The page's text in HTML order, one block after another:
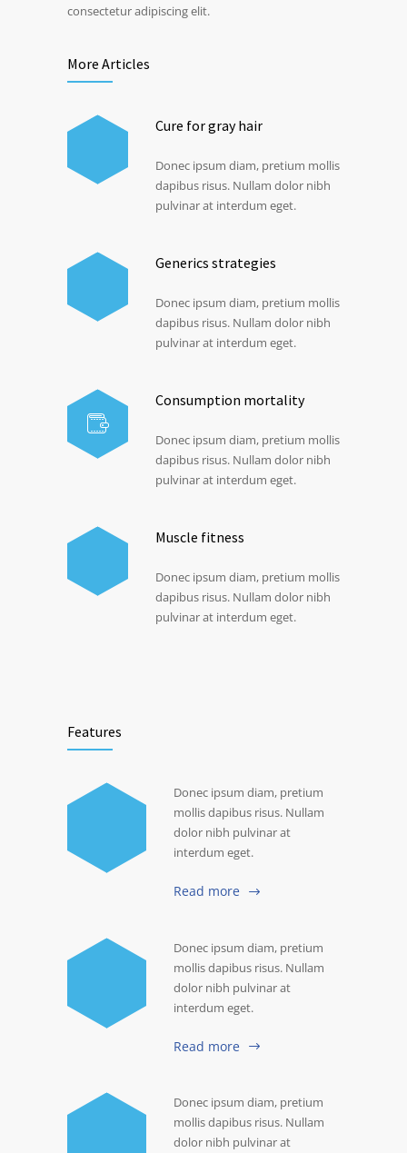
consectetur adipiscing elit.
More Articles
Cure for gray hair
Donec ipsum diam, pretium mollis
dapibus risus. Nullam dolor nibh
pulvinar at interdum eget.
Generics strategies
Donec ipsum diam, pretium mollis
dapibus risus. Nullam dolor nibh
pulvinar at interdum eget.
Consumption mortality
Donec ipsum diam, pretium mollis
dapibus risus. Nullam dolor nibh
pulvinar at interdum eget.
Muscle fitness
Donec ipsum diam, pretium mollis
dapibus risus. Nullam dolor nibh
pulvinar at interdum eget.
Features
Donec ipsum diam, pretium
mollis dapibus risus. Nullam
dolor nibh pulvinar at
interdum eget.
Read more
Donec ipsum diam, pretium
mollis dapibus risus. Nullam
dolor nibh pulvinar at
interdum eget.
Read more
Donec ipsum diam, pretium
mollis dapibus risus. Nullam
dolor nibh pulvinar at